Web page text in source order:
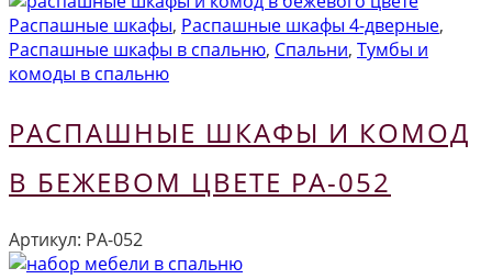
Распашные шкафы, Распашные шкафы 4-дверные,
Распашные шкафы в спальню, Спальни, Тумбы и
комоды в спальню
РАСПАШНЫЕ ШКАФЫ И КОМОД
В БЕЖЕВОМ ЦВЕТЕ РА-052
Артикул: РА-052